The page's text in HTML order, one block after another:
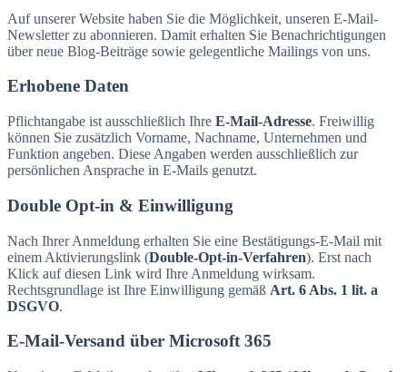
Auf unserer Website haben Sie die Möglichkeit, unseren E-Mail-
Newsletter zu abonnieren. Damit erhalten Sie Benachrichtigungen
über neue Blog-Beiträge sowie gelegentliche Mailings von uns.
Erhobene Daten
Pflichtangabe ist ausschließlich Ihre E-Mail-Adresse. Freiwillig
können Sie zusätzlich Vorname, Nachname, Unternehmen und
Funktion angeben. Diese Angaben werden ausschließlich zur
persönlichen Ansprache in E-Mails genutzt.
Double Opt-in & Einwilligung
Nach Ihrer Anmeldung erhalten Sie eine Bestätigungs-E-Mail mit
einem Aktivierungslink (Double-Opt-in-Verfahren). Erst nach
Klick auf diesen Link wird Ihre Anmeldung wirksam.
Rechtsgrundlage ist Ihre Einwilligung gemäß Art. 6 Abs. 1 lit. a
DSGVO.
E-Mail-Versand über Microsoft 365